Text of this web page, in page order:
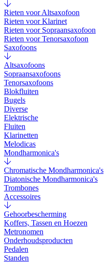
Rieten voor Altsaxofoon
Rieten voor Klarinet
Rieten voor Sopraansaxofoon
Rieten voor Tenorsaxofoon
Saxofoons
Altsaxofoons
Sopraansaxofoons
Tenorsaxofoons
Blokfluiten
Bugels
Diverse
Elektrische
Fluiten
Klarinetten
Melodicas
Mondharmonica's
Chromatische Mondharmonica's
Diatonische Mondharmonica's
Trombones
Accessoires
Gehoorbescherming
Koffers, Tassen en Hoezen
Metronomen
Onderhoudsproducten
Pedalen
Standen